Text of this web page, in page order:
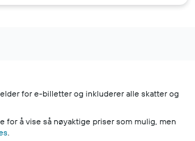
for e-billetter og inkluderer alle skatter og
for å vise så nøyaktige priser som mulig, men
.